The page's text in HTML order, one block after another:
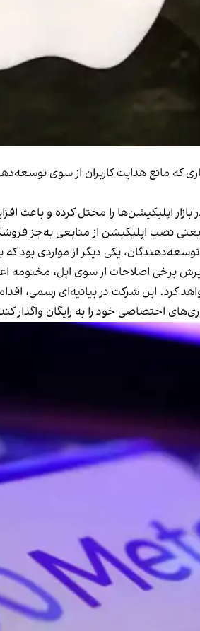
بازار اپلیکیشن‌ها را مختل کرده و
نصب اپلیکیشن از منابعی به‌جز
یکی دیگر از مواردی بود که
برخی اصلاحات از سوی اپل، مختومه
کرد. این شرکت در بیانیه‌ای رسمی،
اختصاصی خود را به رایگان واگذار